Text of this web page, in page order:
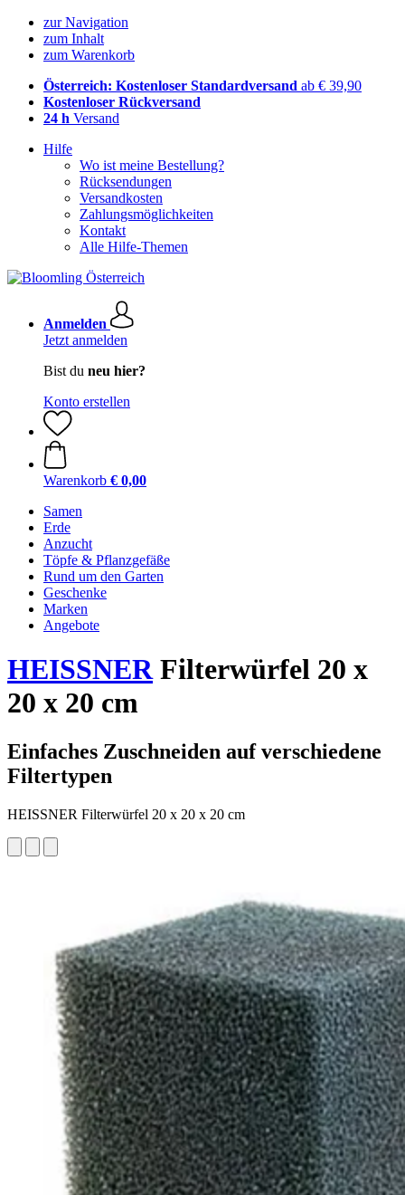
zur Navigation
zum Inhalt
zum Warenkorb
Österreich: Kostenloser Standardversand ab € 39,90
Kostenloser Rückversand
24 h Versand
Hilfe
Wo ist meine Bestellung?
Rücksendungen
Versandkosten
Zahlungsmöglichkeiten
Kontakt
Alle Hilfe-Themen
Anmelden
Jetzt anmelden
Bist du neu hier?
Konto erstellen
Warenkorb € 0,00
Samen
Erde
Anzucht
Töpfe & Pflanzgefäße
Rund um den Garten
Geschenke
Marken
Angebote
HEISSNERFilterwürfel 20 x
20 x 20 cm
Einfaches Zuschneiden auf verschiedene
Filtertypen
HEISSNER Filterwürfel 20 x 20 x 20 cm